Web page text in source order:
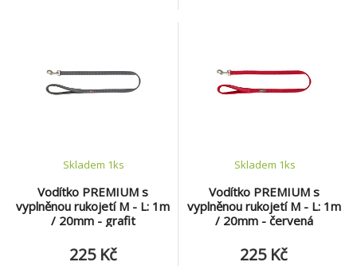
Vodítko PREMIUM s
vyplněnou rukojetí M - L: 1m
/ 20mm - grafit
Skladem 1ks
225 Kč
Vodítko PREMIUM s
vyplněnou rukojetí M - L: 1m
/ 20mm - červená
Skladem 1ks
225 Kč